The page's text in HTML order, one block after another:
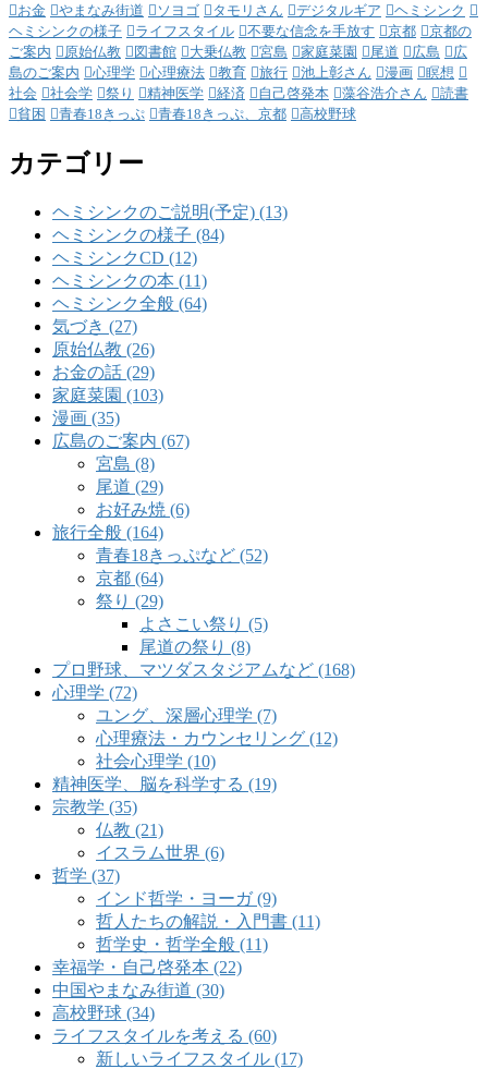
お金
やまなみ街道 ソヨゴ タモリさん デジタルギア
ヘミシンク
ヘミシンクの様子
ライフスタイル 不要な信念を手放す 京都
京都の
ご案内
原始仏教 図書館 大乗仏教 宮島 家庭菜園 尾道 広島
広
島のご案内
心理学 心理療法 教育 旅行 池上彰さん 漫画
瞑想
社会
社会学 祭り 精神医学 経済 自己啓発本 藻谷浩介さん
読書
貧困
青春18きっぷ 青春18きっぷ、京都 高校野球
カテゴリー
ヘミシンクのご説明(予定) (13)
ヘミシンクの様子 (84)
ヘミシンクCD (12)
ヘミシンクの本 (11)
ヘミシンク全般 (64)
気づき (27)
原始仏教 (26)
お金の話 (29)
家庭菜園 (103)
漫画 (35)
広島のご案内 (67)
宮島 (8)
尾道 (29)
お好み焼 (6)
旅行全般 (164)
青春18きっぷなど (52)
京都 (64)
祭り (29)
よさこい祭り (5)
尾道の祭り (8)
プロ野球、マツダスタジアムなど (168)
心理学 (72)
ユング、深層心理学 (7)
心理療法・カウンセリング (12)
社会心理学 (10)
精神医学、脳を科学する (19)
宗教学 (35)
仏教 (21)
イスラム世界 (6)
哲学 (37)
インド哲学・ヨーガ (9)
哲人たちの解説・入門書 (11)
哲学史・哲学全般 (11)
幸福学・自己啓発本 (22)
中国やまなみ街道 (30)
高校野球 (34)
ライフスタイルを考える (60)
新しいライフスタイル (17)